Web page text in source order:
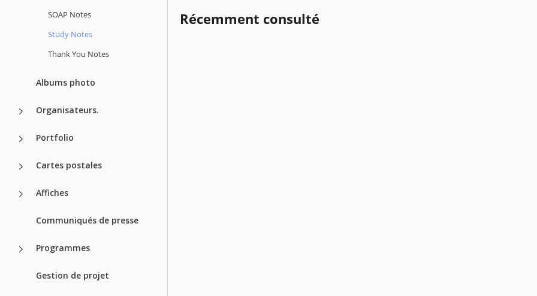
SOAP Notes
Study Notes
Thank You Notes
Albums photo
Organisateurs.
Portfolio
Cartes postales
Affiches
Communiqués de presse
Programmes
Gestion de projet
Récemment consulté